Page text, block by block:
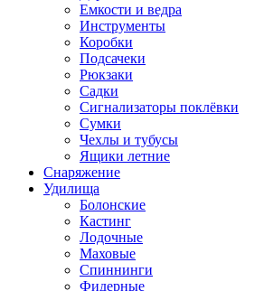
Емкости и ведра
Инструменты
Коробки
Подсачеки
Рюкзаки
Садки
Сигнализаторы поклёвки
Сумки
Чехлы и тубусы
Ящики летние
Снаряжение
Удилища
Болонские
Кастинг
Лодочные
Маховые
Спиннинги
Фидерные